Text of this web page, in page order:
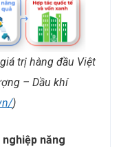
trị hàng đầu Việt
– Dầu khí
)
năng